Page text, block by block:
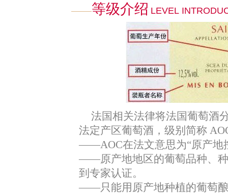
等级介绍 LEVEL
法国相关法律将法国葡萄酒
法定产区葡萄酒，级别简称
——AOC在法文意思为“原产地
——原产地地区的葡萄品种、
到专家认证。
——只能用原产地种植的葡萄